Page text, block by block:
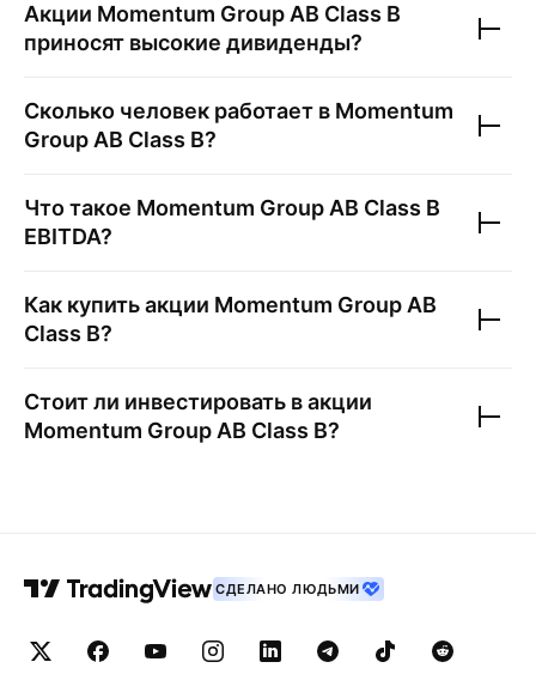
Акции Momentum Group AB Class B
приносят высокие дивиденды?
Сколько человек работает в Momentum
Group AB Class B?
Что такое Momentum Group AB Class B
EBITDA?
Как купить акции Momentum Group AB
Class B?
Стоит ли инвестировать в акции
Momentum Group AB Class B?
СДЕЛАНО ЛЮДЬМИ